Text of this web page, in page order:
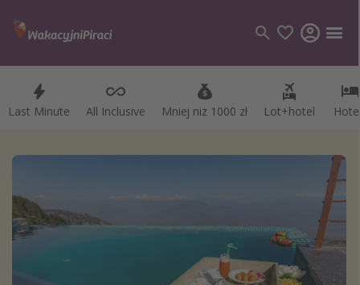
Last Minute All Inclusive Mniej niż 1000 zł Lot+hotel
Kategorie
Wakacje
Rejsy